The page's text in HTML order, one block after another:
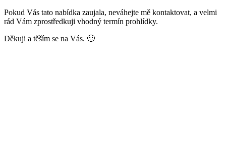
Pokud Vás tato nabídka zaujala, neváhejte mě kontaktovat, a velmi
rád Vám zprostředkuji vhodný termín prohlídky.
Děkuji a těším se na Vás. 🙂